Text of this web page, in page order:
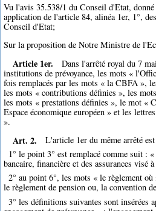
Vu l'avis 35.538/1 du Conseil d'Etat,
application de l'article 84, alinéa 1er, 1°,
Conseil d'Etat;
Sur la proposition de Notre Ministre de
Article 1er.
Dans l'arrêté royal du 7
institutions de prévoyance, les mots «
fois remplacés par les mots « la CBFA »,
les mots « contributions définies », les
les mots « prestations définies », le mot «
Espace économique européen » et les
».
Art. 2.
L'article 1er du même arrêté
1° le point 3° est remplacé comme suit :
bancaire, financière et des assurances
2° au point 6°, les mots « le règlement
le règlement de pension ou, la convention
3° les définitions suivantes sont insérées